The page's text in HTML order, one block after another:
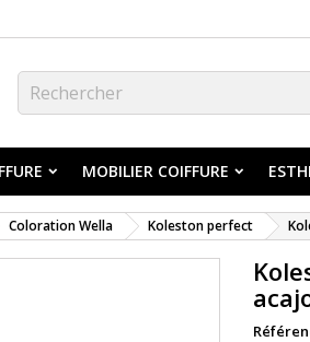
MOBILIER COIFFURE
Coloration Wella Koleston perfect